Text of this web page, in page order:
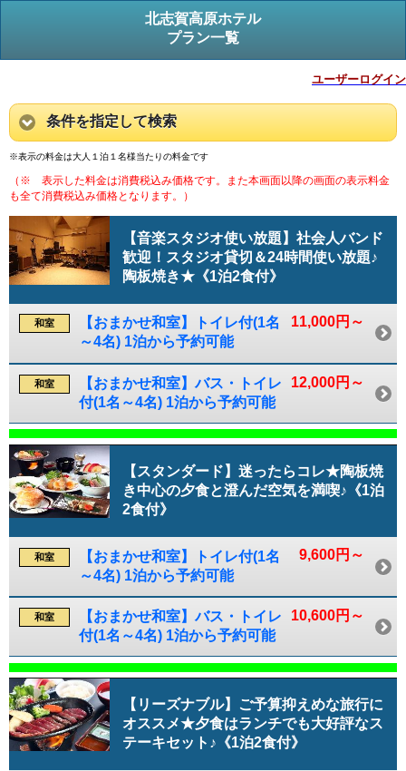
北志賀高原ホテル
プラン一覧
ユーザーログイン
条件を指定して検索
※表示の料金は大人１泊１名様当たりの料金です
（※ 表示した料金は消費税込み価格です。また本画面以降の画面の表示料金
も全て消費税込み価格となります。）
【音楽スタジオ使い放題】社会人バンド
歓迎！スタジオ貸切＆24時間使い放題♪
陶板焼き★《1泊2食付》
11,000円～
和室
【おまかせ和室】トイレ付(1名
～4名) 1泊から予約可能
12,000円～
和室
【おまかせ和室】バス・トイレ
付(1名～4名) 1泊から予約可能
【スタンダード】迷ったらコレ★陶板焼
き中心の夕食と澄んだ空気を満喫♪《1泊
2食付》
9,600円～
和室
【おまかせ和室】トイレ付(1名
～4名) 1泊から予約可能
10,600円～
和室
【おまかせ和室】バス・トイレ
付(1名～4名) 1泊から予約可能
【リーズナブル】ご予算抑えめな旅行に
オススメ★夕食はランチでも大好評なス
テーキセット♪《1泊2食付》